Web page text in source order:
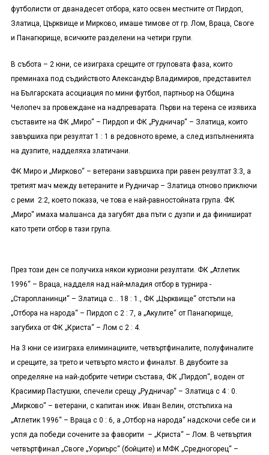
футболисти от дванадесет отбора, като освен местните от Пирдоп,
Златица, Църквище и Мирково, имаше тимове от гр. Лом, Враца, Своге
и Панагюрище, всичките разделени на четири групи.
В събота – 2 юни, се изиграха срещите от груповата фаза, които
преминаха под съдийството Александър Владимиров, представител
на Българската асоциация по мини футбол, партньор на Община
Челопеч за провеждане на надпреварата. Първи на терена се изявиха
съставите на ФК „Миро“ – Пирдоп и ФК „Рудничар“ – Златица, които
завършиха при резултат 1 : 1 в редовното време, а след изпълненията
на дузпите, надделяха златичани.
ФК Миро и „Мирково“ – ветерани завършиха при равен резултат 3:3, а
третият мач между ветераните и Рудничар – Златица отново приключи
с реми 2:2, което показа, че това е най-равностойната група. ФК
„Миро“ имаха малшанса да загубят два пъти с дузпи и да финишират
като трети отбор в тази група.
През този ден се получиха някои куриозни резултати. ФК „Атлетик
1996“ – Враца, надделя над най-младия отбор в турнира -
„Старопланинци“ – Златица с… 18 : 1., ФК „Църквище“ отстъпи на
„Отбора на народа“ – Пирдоп с 2 : 7, а „Акулите“ от Панагюрище,
загубиха от ФК „Криста“ – Лом с 2 : 4.
На 3 юни се изиграха елиминациите, четвъртфиналите, полуфиналите
и срещите, за трето и четвърто място и финалът. В двубоите за
определяне на най-добрите четири състава, ФК „Пирдоп“, воден от
Красимир Пастушки, спечели срещу „Рудничар“ – Златица с 4 : 0.
„Мирково“ – ветерани, с капитан инж. Иван Велин, отстъпиха на
„Атлетик 1996“ – Враца с 0 : 6, а „Отбор на народа“ надскочи себе си и
успя да победи сочените за фаворити – „Криста“ – Лом. В четвъртия
четвъртфинал „Своге „Уориърс“ (бойците) и МФК „Средногорец“ –